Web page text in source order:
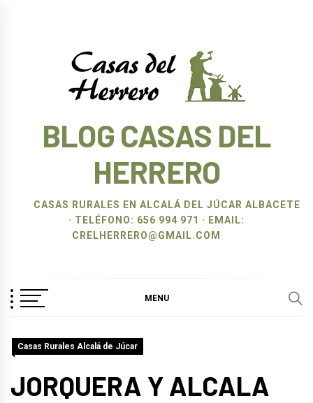
BLOG CASAS DEL
HERRERO
CASAS RURALES EN ALCALÁ DEL JÚCAR ALBACETE
· TELÉFONO: 656 994 971 · EMAIL:
CRELHERRERO@GMAIL.COM
MENU
Casas Rurales Alcalá de Júcar
JORQUERA Y ALCALA